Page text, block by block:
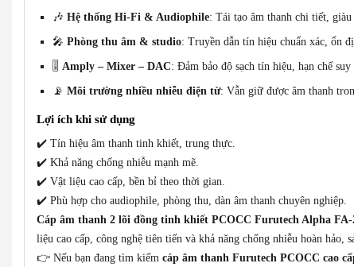
🎶 Hệ thống Hi-Fi & Audiophile: Tái tạo âm thanh chi tiết, giàu
🎤 Phòng thu âm & studio: Truyền dẫn tín hiệu chuẩn xác, ổn
🎚️ Amply – Mixer – DAC: Đảm bảo độ sạch tín hiệu, hạn chế suy
📡 Môi trường nhiều nhiễu điện từ: Vẫn giữ được âm thanh
Lợi ích khi sử dụng
✔️ Tín hiệu âm thanh tinh khiết, trung thực.
✔️ Khả năng chống nhiễu mạnh mẽ.
✔️ Vật liệu cao cấp, bền bỉ theo thời gian.
✔️ Phù hợp cho audiophile, phòng thu, dàn âm thanh chuyên nghiệp.
Cáp âm thanh 2 lõi đồng tinh khiết PCOCC Furutech Alpha FA-
liệu cao cấp, công nghệ tiên tiến và khả năng chống nhiễu hoàn hảo,
👉 Nếu bạn đang tìm kiếm cáp âm thanh Furutech PCOCC cao